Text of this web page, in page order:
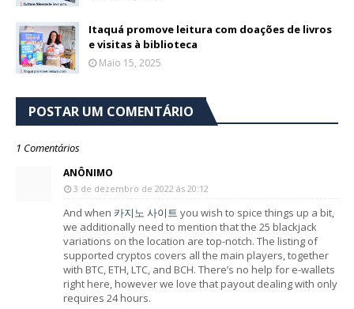
Itaquá promove leitura com doações de livros
e visitas à biblioteca
Maio 15, 2025
POSTAR UM COMENTÁRIO
1 Comentários
ANÔNIMO
3 de dezembro de 2022 às 20:12
And when 카지노 사이트 you wish to spice things up a bit,
we additionally need to mention that the 25 blackjack
variations on the location are top-notch. The listing of
supported cryptos covers all the main players, together
with BTC, ETH, LTC, and BCH. There’s no help for e-wallets
right here, however we love that payout dealing with only
requires 24 hours.